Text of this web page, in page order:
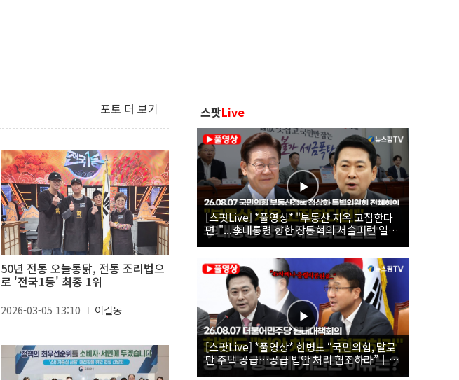
포토 더 보기
50년 전통 오늘통닭, 전통 조리법으
로 '전국1등' 최종 1위
2026-03-05 13:10 이길동
스팟Live
[스팟Live] *풀영상* "부동산 지옥 고집한다
면!"...李대통령 향한 장동혁의 서슬퍼런 일갈
| 26.08.07 국민의힘 부동산정책 정상화 특별
위원회 전체회의
[스팟Live] *풀영상* 한병도 “국민의힘, 말로
만 주택 공급…공급 법안 처리 협조하라”｜
26.08.07 더불어민주당 원내대책회의